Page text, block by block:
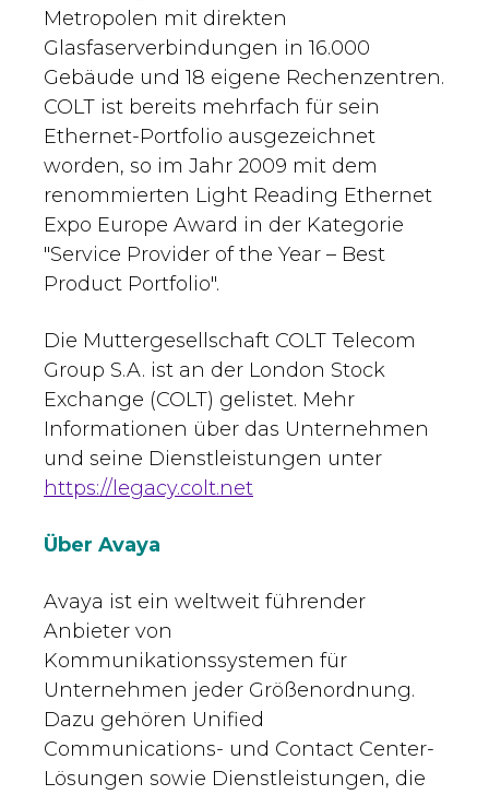
Metropolen mit direkten
Glasfaserverbindungen in 16.000
Gebäude und 18 eigene Rechenzentren.
COLT ist bereits mehrfach für sein
Ethernet-Portfolio ausgezeichnet
worden, so im Jahr 2009 mit dem
renommierten Light Reading Ethernet
Expo Europe Award in der Kategorie
"Service Provider of the Year – Best
Product Portfolio".
Die Muttergesellschaft COLT Telecom
Group S.A. ist an der London Stock
Exchange (COLT) gelistet. Mehr
Informationen über das Unternehmen
und seine Dienstleistungen unter
https://legacy.colt.net
Über Avaya
Avaya ist ein weltweit führender
Anbieter von
Kommunikationssystemen für
Unternehmen jeder Größenordnung.
Dazu gehören Unified
Communications- und Contact Center-
Lösungen sowie Dienstleistungen, die